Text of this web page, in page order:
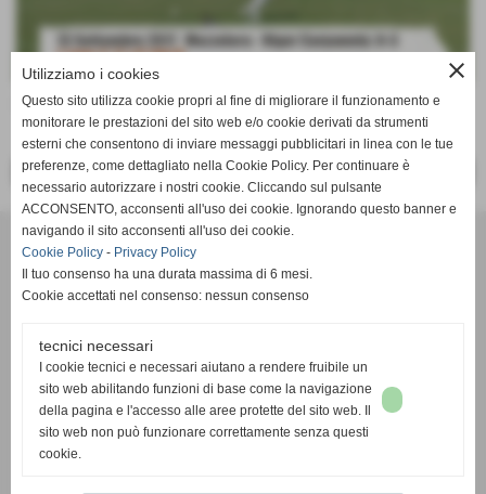
http://www.youtube.com/watch?v=z1sFch9MEv0&t=1s
<< PRECEDENTE SUCCESSIVO >>
SSDaRL MEZZOLARA
Piazzale della Gioventù, 8 - 40054 - Budrio (Bologna) - Tel. 051
9989052
mezzolaracalcio@libero.it- C.F. 01686681204
close
Utilizziamo i cookies
Questo sito utilizza cookie propri al fine di migliorare il funzionamento e
monitorare le prestazioni del sito web e/o cookie derivati da strumenti
esterni che consentono di inviare messaggi pubblicitari in linea con le tue
preferenze, come dettagliato nella Cookie Policy. Per continuare è
necessario autorizzare i nostri cookie. Cliccando sul pulsante
ACCONSENTO, acconsenti all'uso dei cookie. Ignorando questo banner e
navigando il sito acconsenti all'uso dei cookie.
Cookie Policy - Privacy Policy
Il tuo consenso ha una durata massima di 6 mesi.
Cookie accettati nel consenso: nessun consenso
tecnici necessari
I cookie tecnici e necessari aiutano a rendere fruibile un
sito web abilitando funzioni di base come la navigazione
della pagina e l'accesso alle aree protette del sito web. Il
sito web non può funzionare correttamente senza questi
cookie.